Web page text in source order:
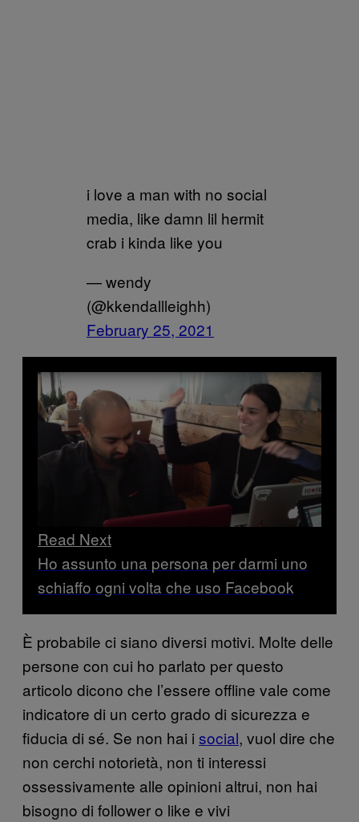
i love a man with no social
media, like damn lil hermit
crab i kinda like you
— wendy
(@kkendallleighh)
February 25, 2021
Read Next
Ho assunto una persona per darmi uno
schiaffo ogni volta che uso Facebook
È probabile ci siano diversi motivi. Molte delle
persone con cui ho parlato per questo
articolo dicono che l’essere offline vale come
indicatore di un certo grado di sicurezza e
fiducia di sé. Se non hai i social, vuol dire che
non cerchi notorietà, non ti interessi
ossessivamente alle opinioni altrui, non hai
bisogno di follower o like e vivi